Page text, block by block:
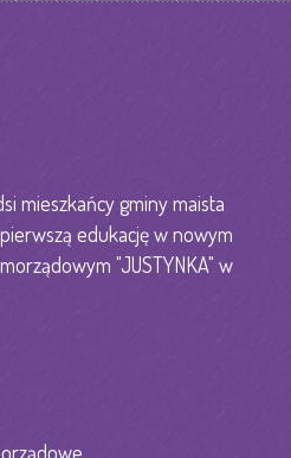
mieszkańcy gminy maista
edukację w nowym
"JUSTYNKA" w